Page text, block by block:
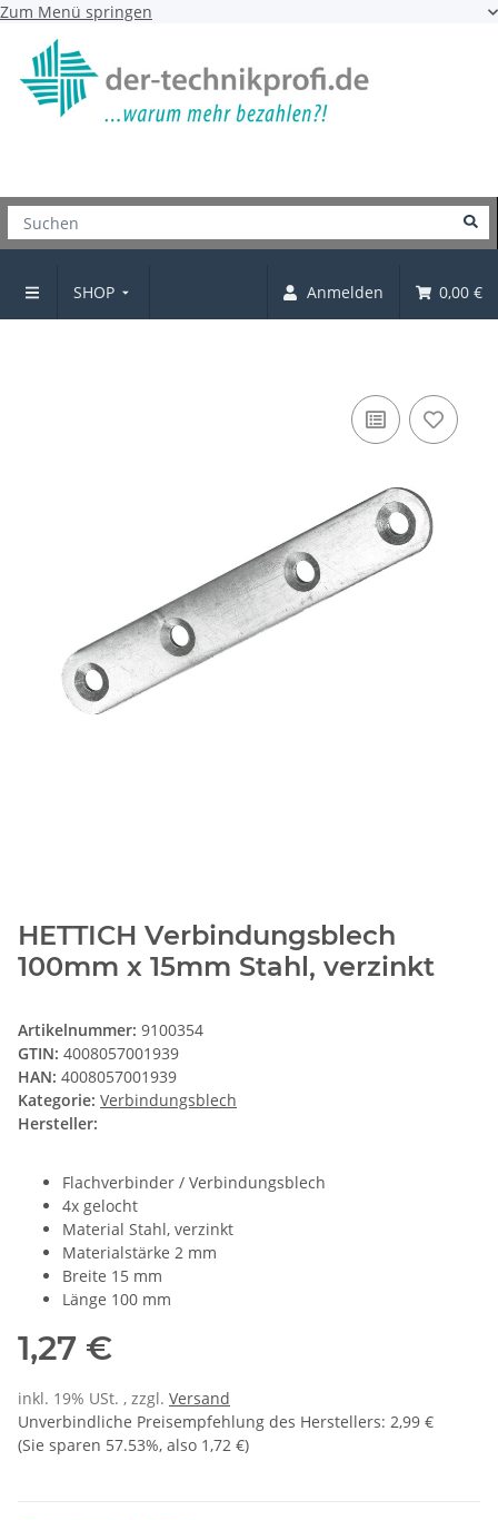
Zum Menü springen
SHOP Anmelden 0,00 €
Verbindungsblech
HETTICH Verbindungsblech
100mm x 15mm Stahl, verzinkt
Artikelnummer: 9100354
GTIN: 4008057001939
HAN: 4008057001939
Kategorie: Verbindungsblech
Hersteller:
Flachverbinder / Verbindungsblech
4x gelocht
Material Stahl, verzinkt
Materialstärke 2 mm
Breite 15 mm
Länge 100 mm
1,27 €
inkl. 19% USt. , zzgl. Versand
Unverbindliche Preisempfehlung des Herstellers: 2,99 €
(Sie sparen 57.53%, also 1,72 €)